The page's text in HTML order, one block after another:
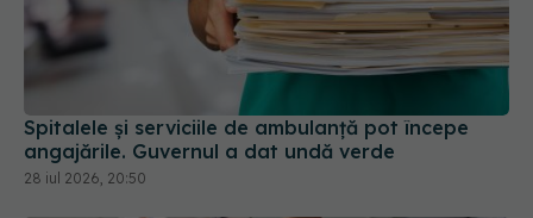
Spitalele și serviciile de ambulanță pot începe
angajările. Guvernul a dat undă verde
28 iul 2026, 20:50